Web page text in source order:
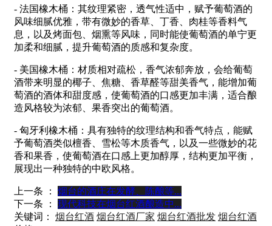
- 法国橡木桶：其纹理紧密，透气性适中，赋予葡萄酒的
风味细腻优雅，带有微妙的香草、丁香、肉桂等香料气
息，以及烤面包、烟熏等风味，同时能使葡萄酒的单宁更
加柔和细腻，提升葡萄酒的质感和复杂度。
- 美国橡木桶：材质相对疏松，香气浓郁奔放，会给葡萄
酒带来明显的椰子、焦糖、香草醛等甜美香气，能增加葡
萄酒的酒体和甜度感，使葡萄酒的口感更加丰满，适合酿
造风格较为浓郁、果香突出的葡萄酒。
- 匈牙利橡木桶：具有独特的纹理结构和香气特点，能赋
予葡萄酒类似檀香、雪松等木质香气，以及一些微妙的花
香和果香，使葡萄酒在口感上更加醇厚，结构更加平衡，
展现出一种独特的中欧风格。
上一条 ：
烟台的酒庄在发酵、陈酿等...
下一条 ：
现代科技在烟台红酒酿造中...
关键词： 烟台红酒 烟台红酒厂家 烟台红酒批发 烟台红酒